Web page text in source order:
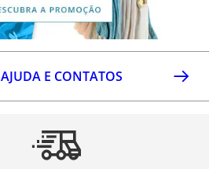
AJUDA E CONTATOS